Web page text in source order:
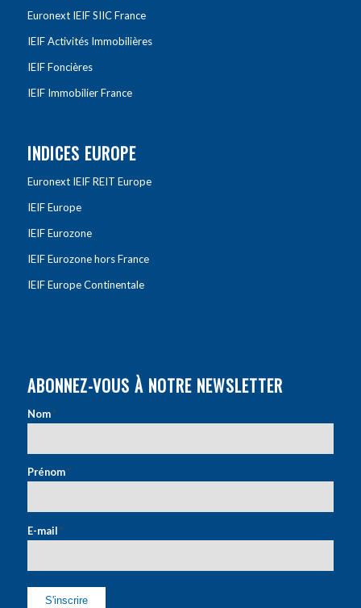
Euronext IEIF SIIC France
IEIF Activités Immobilières
IEIF Foncières
IEIF Immobilier France
INDICES EUROPE
Euronext IEIF REIT Europe
IEIF Europe
IEIF Eurozone
IEIF Eurozone hors France
IEIF Europe Continentale
ABONNEZ-VOUS À NOTRE NEWSLETTER
Nom*
Prénom*
E-mail*